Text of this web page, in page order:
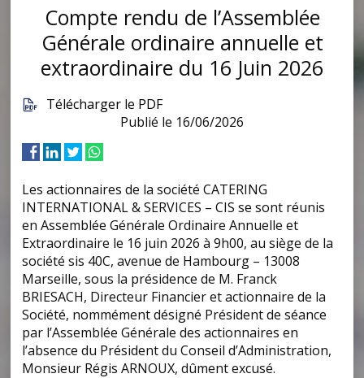
Compte rendu de l’Assemblée
Générale ordinaire annuelle et
extraordinaire du 16 Juin 2026
Télécharger le PDF
Publié le 16/06/2026
Les actionnaires de la société CATERING
INTERNATIONAL & SERVICES – CIS se sont réunis
en Assemblée Générale Ordinaire Annuelle et
Extraordinaire le 16 juin 2026 à 9h00, au siège de la
société sis 40C, avenue de Hambourg – 13008
Marseille, sous la présidence de M. Franck
BRIESACH, Directeur Financier et actionnaire de la
Société, nommément désigné Président de séance
par l’Assemblée Générale des actionnaires en
l’absence du Président du Conseil d’Administration,
Monsieur Régis ARNOUX, dûment excusé.